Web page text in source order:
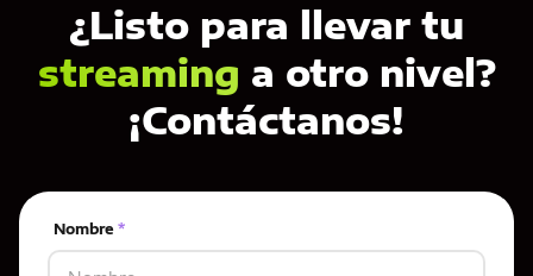
¿Listo para llevar tu
streaming a otro nivel?
¡Contáctanos!
Nombre *